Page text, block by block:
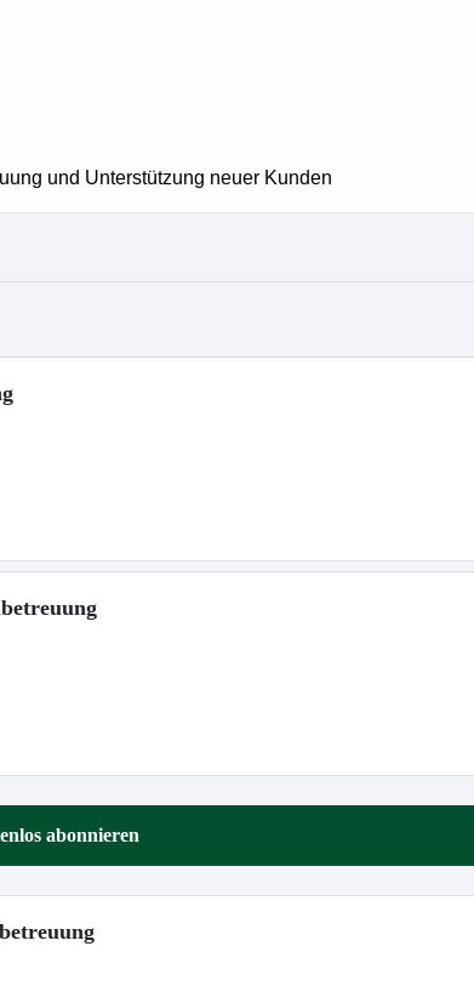
abonnieren